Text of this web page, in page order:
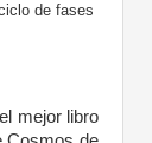
de fases
mejor libro